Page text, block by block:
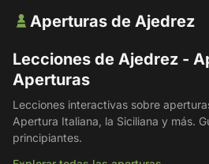
Aperturas de Ajedrez
Lecciones de Ajedrez -
Aperturas
Lecciones interactivas sobre
Apertura Italiana, la Siciliana y más.
principiantes.